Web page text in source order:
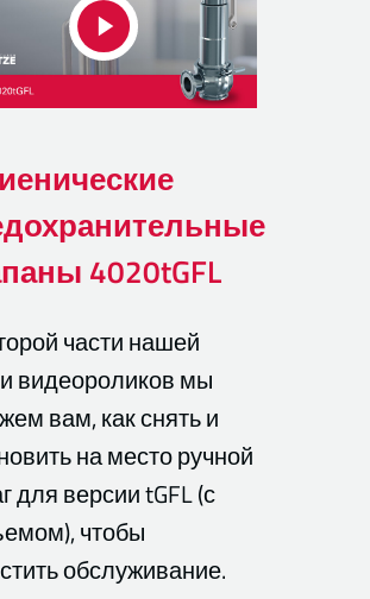
4020tGFL
части нашей
видеороликов мы
вам, как снять и
на место ручной
для версии tGFL (с
чтобы
обслуживание.